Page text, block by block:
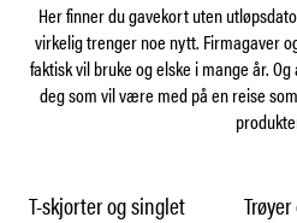
Her finner du gavekort uten
virkelig trenger noe nytt. Firmagaver
faktisk vil bruke og elske i mange år.
deg som vil være med på en reise
T-skjorter og singlet